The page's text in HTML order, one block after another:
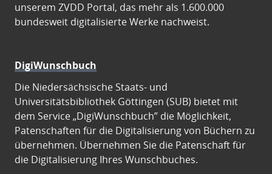
unserem ZVDD Portal, das mehr als 1.600.000
bundesweit digitalisierte Werke nachweist.
DigiWunschbuch
Die Niedersächsische Staats- und
Universitätsbibliothek Göttingen (SUB) bietet mit
dem Service „DigiWunschbuch” die Möglichkeit,
Patenschaften für die Digitalisierung von Büchern zu
übernehmen. Übernehmen Sie die Patenschaft für
die Digitalisierung Ihres Wunschbuches.